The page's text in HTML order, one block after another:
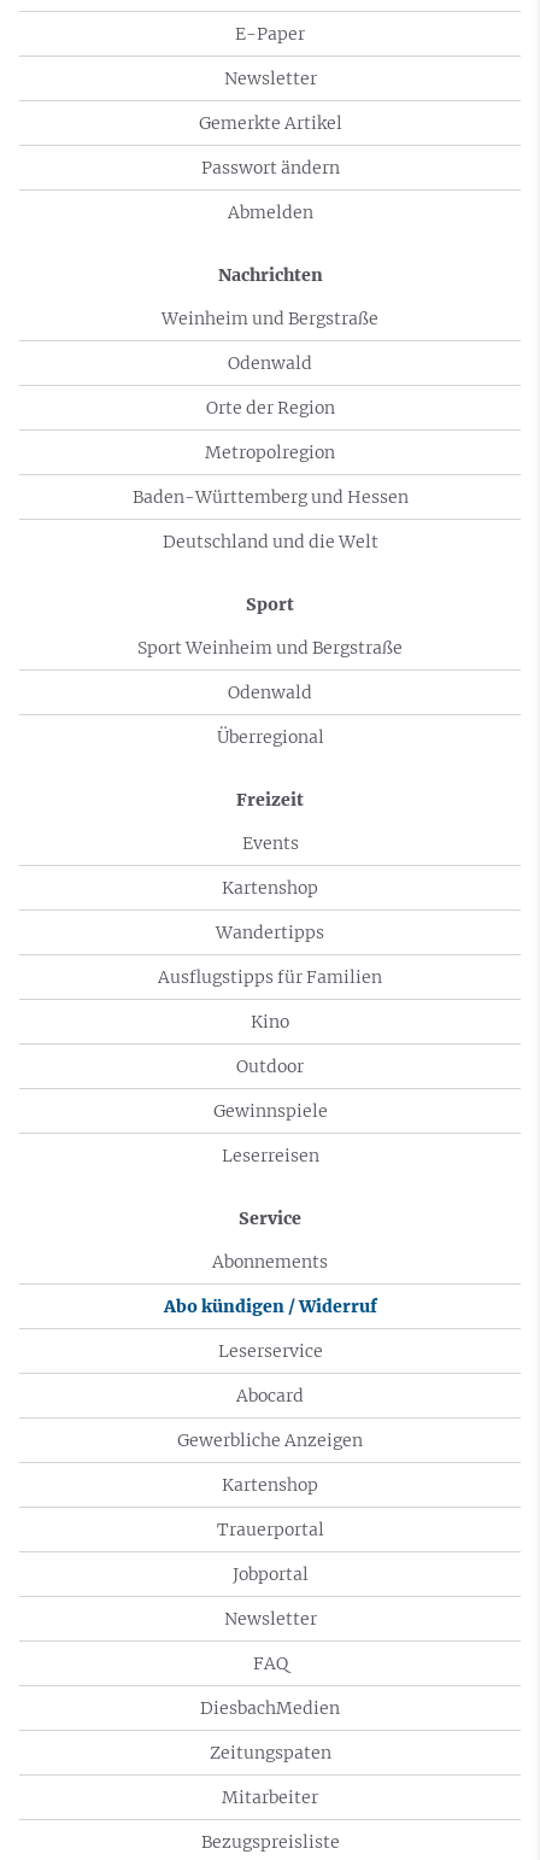
E-Paper
Newsletter
Gemerkte Artikel
Passwort ändern
Abmelden
Nachrichten
Weinheim und Bergstraße
Odenwald
Orte der Region
Metropolregion
Baden-Württemberg und Hessen
Deutschland und die Welt
Sport
Sport Weinheim und Bergstraße
Odenwald
Überregional
Freizeit
Events
Kartenshop
Wandertipps
Ausflugstipps für Familien
Kino
Outdoor
Gewinnspiele
Leserreisen
Service
Abonnements
Abo kündigen / Widerruf
Leserservice
Abocard
Gewerbliche Anzeigen
Kartenshop
Trauerportal
Jobportal
Newsletter
FAQ
DiesbachMedien
Zeitungspaten
Mitarbeiter
Bezugspreisliste